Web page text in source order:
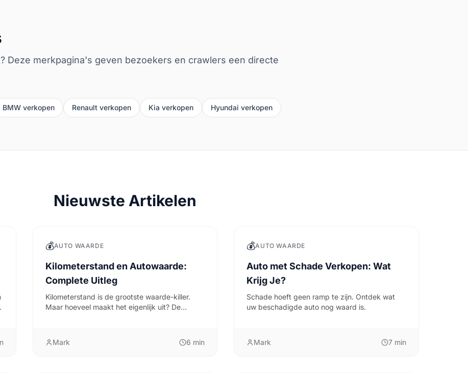
Deze merkpagina's geven bezoekers en crawlers een directe
BMW verkopen Renault verkopen Kia verkopen Hyundai verkopen
Nieuwste Artikelen
💰AUTO WAARDE
Kilometerstand en Autowaarde:
Complete Uitleg
Kilometerstand is de grootste waarde-killer.
Maar hoeveel maakt het eigenlijk uit? De
Mark 6 min
💰AUTO WAARDE
Auto met Schade Verkopen: Wat
Krijg Je?
Schade hoeft geen ramp te zijn. Ontdek wat
uw beschadigde auto nog waard is.
Mark 7min